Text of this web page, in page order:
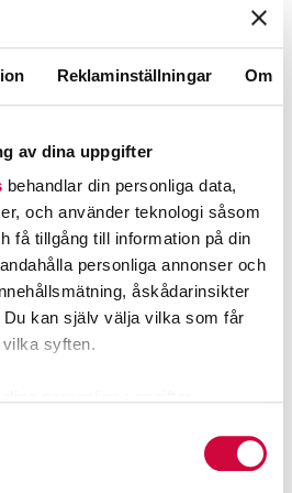
Reklaminställningar Om
av dina uppgifter
behandlar din personliga data,
och använder teknologi såsom
få tillgång till information på din
personliga annonser och
åskådarinsikter
kan själv välja vilka som får
syften.
ditt samtycke när som
finländare anser att offentliga
de senaste åren